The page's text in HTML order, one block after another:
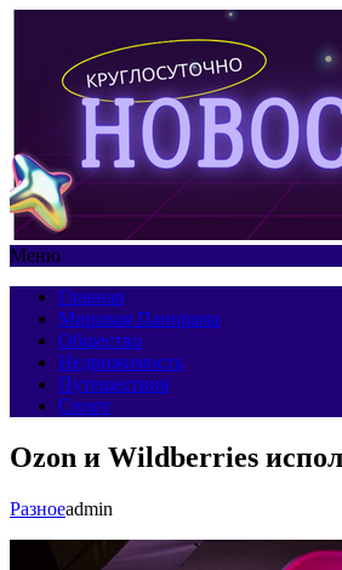
Меню
Главная
Мировая Панорама
Общество
Недвижимость
Путешествия
Спорт
Ozon и Wildberries
Разноеadmin